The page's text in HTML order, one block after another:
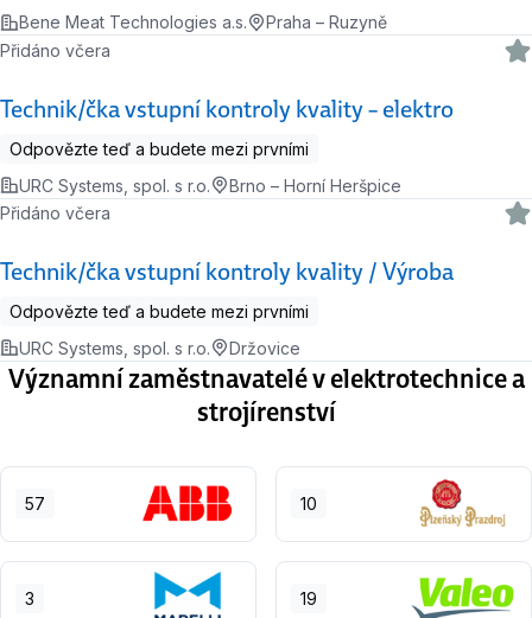
Bene Meat Technologies a.s. Praha – Ruzyně
Technik/čka vstupní kontroly kvality – elektro
Přidáno včera
Odpovězte teď a budete mezi prvními
URC Systems, spol. s r.o.
Brno – Horní Heršpice
Technik/čka vstupní kontroly kvality / Výroba
Přidáno včera
Odpovězte teď a budete mezi prvními
URC Systems, spol. s r.o.
Držovice
Významní zaměstnavatelé v elektrotechnice a
strojírenství
57 10
3 19